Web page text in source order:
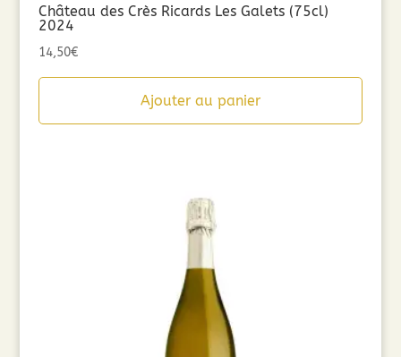
Château des Crès Ricards Les Galets (75cl)
2024
14,50€
Ajouter au panier